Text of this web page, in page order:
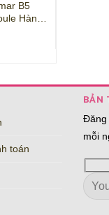
B5
Hàn
toán
BẢN
Đăng
mỗi